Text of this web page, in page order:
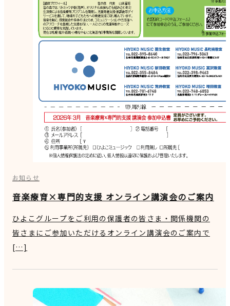
お知らせ
音楽療育×専門的支援 オンライン講演会のご案内
ひよこグループをご利用の保護者の皆さま・関係機関の
皆さまにご参加いただけるオンライン講演会のご案内で
[…]